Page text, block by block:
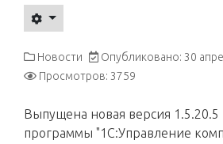
Новости
Опубликовано: 30
Просмотров: 3759
Выпущена новая версия
программы "1С:Управление